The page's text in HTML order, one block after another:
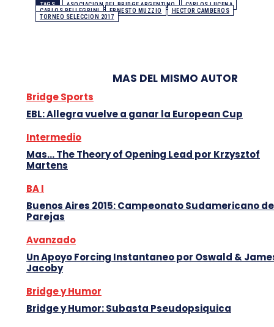
TAGS ASOCIACION DEL BRIDGE ARGENTINO
CARLOS LUCENA
CARLOS PELLEGRINI
ERNESTO MUZZIO
HECTOR CAMBEROS
TORNEO SELECCION 2017
MAS DEL MISMO AUTOR
Bridge Sports
EBL: Allegra vuelve a ganar la European Cup
Intermedio
Mas… The Theory of Opening Lead por Krzysztof
Martens
BA I
Buenos Aires 2015: Campeonato Sudamericano de
Parejas
Avanzado
Un Apoyo Forcing Instantaneo por Oswald &
Jacoby
Bridge y Humor
Bridge y Humor: Subasta Pseudopsiquica